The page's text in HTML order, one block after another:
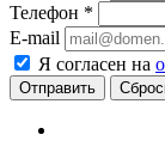
Телефон *
E-mail
Я согласен на